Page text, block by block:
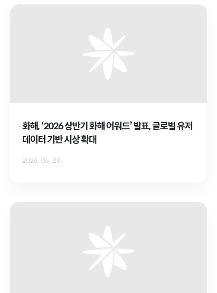
화해, ‘2026 상반기 화해 어워드’ 발표, 글로벌 유저
데이터 기반 시상 확대
2026. 05. 23